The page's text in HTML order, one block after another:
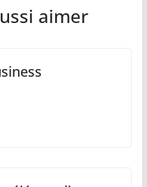
aimer